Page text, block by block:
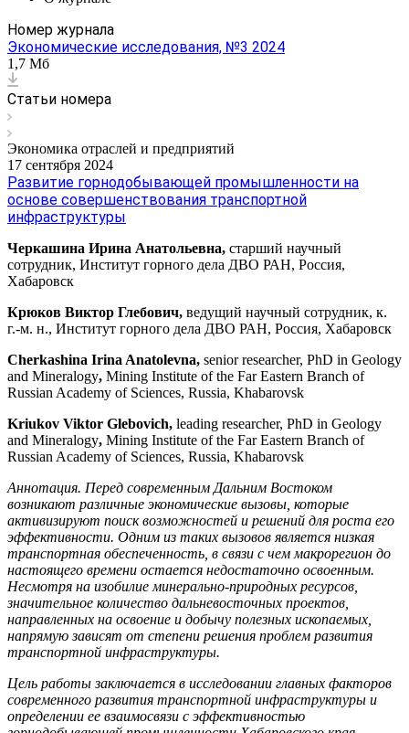
Номер журнала
Экономические исследования, №3 2024
1,7 Мб
Статьи номера
Экономика отраслей и предприятий
17 сентября 2024
Развитие горнодобывающей промышленности на
основе совершенствования транспортной
инфраструктуры
Черкашина Ирина Анатольевна, старший научный
сотрудник, Институт горного дела ДВО РАН, Россия,
Хабаровск
Крюков Виктор Глебович, ведущий научный сотрудник, к.
г.-м. н., Институт горного дела ДВО РАН, Россия, Хабаровск
Cherkashina Irina Anatolevna, senior researcher, PhD in Geology
and Mineralogy, Mining Institute of the Far Eastern Branch of
Russian Academy of Sciences, Russia, Khabarovsk
Kriukov Viktor Glebovich, leading researcher, PhD in Geology
and Mineralogy, Mining Institute of the Far Eastern Branch of
Russian Academy of Sciences, Russia, Khabarovsk
Аннотация. Перед современным Дальним Востоком
возникают различные экономические вызовы, которые
активизируют поиск возможностей и решений для роста его
эффективности. Одним из таких вызовов является низкая
транспортная обеспеченность, в связи с чем макрорегион до
настоящего времени остается недостаточно освоенным.
Несмотря на изобилие минерально-природных ресурсов,
значительное количество дальневосточных проектов,
направленных на освоение и добычу полезных ископаемых,
напрямую зависят от степени решения проблем развития
транспортной инфраструктуры.
Цель работы заключается в исследовании главных факторов
современного развития транспортной инфраструктуры и
определении ее взаимосвязи с эффективностью